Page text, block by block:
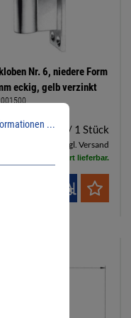
Nr. 6, niedere Form
eckig, gelb verzinkt
42,42 € / 1 Stück
inkl. MwSt, zzgl. Versand
Sofort lieferbar.
...